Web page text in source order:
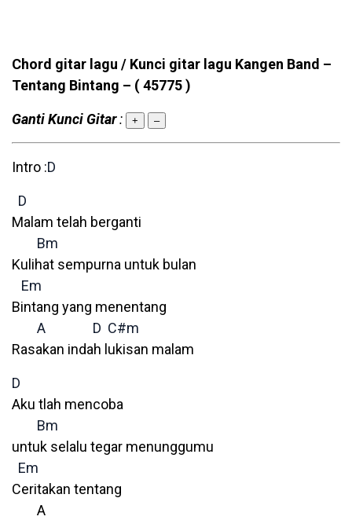
Chord gitar lagu / Kunci gitar lagu Kangen Band –
Tentang Bintang – ( 45775 )
Ganti Kunci Gitar: + –
Intro :D
D
Malam telah berganti
Bm
Kulihat sempurna untuk bulan
Em
Bintang yang menentang
A
D C#m
Rasakan indah lukisan malam
D
Aku tlah mencoba
Bm
untuk selalu tegar menunggumu
Em
Ceritakan tentang
A